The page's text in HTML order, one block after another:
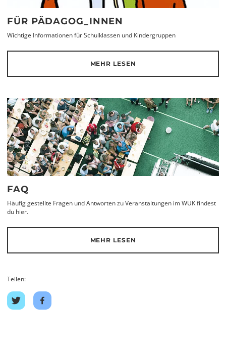
FÜR PÄDAGOG_INNEN
Wichtige Informationen für Schulklassen und Kindergruppen
MEHR LESEN
FAQ
Häufig gestellte Fragen und Antworten zu Veranstaltungen im WUK findest
du hier.
MEHR LESEN
Teilen:
Auf
Twitter
Auf
Facebook